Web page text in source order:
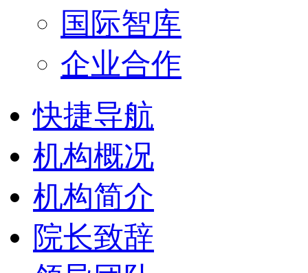
国际智库
企业合作
快捷导航
机构概况
机构简介
院长致辞